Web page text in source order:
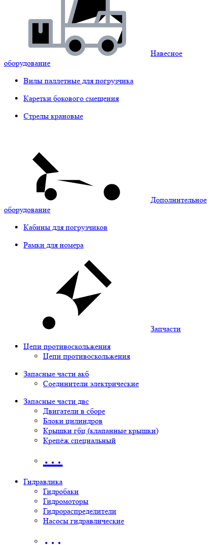
Навесное
оборудование
Вилы паллетные для погрузчика
Каретки бокового смещения
Стрелы крановые
Дополнительное
оборудование
Кабины для погрузчиков
Рамки для номера
Запчасти
Цепи противоскольжения
Цепи противоскольжения
Запасные части акб
Соединители электрические
Запасные части двс
Двигатели в сборе
Блоки цилиндров
Крышки гбц (клапанные крышки)
Крепёж специальный
…
Гидравлика
Гидробаки
Гидромоторы
Гидрораспределители
Насосы гидравлические
…